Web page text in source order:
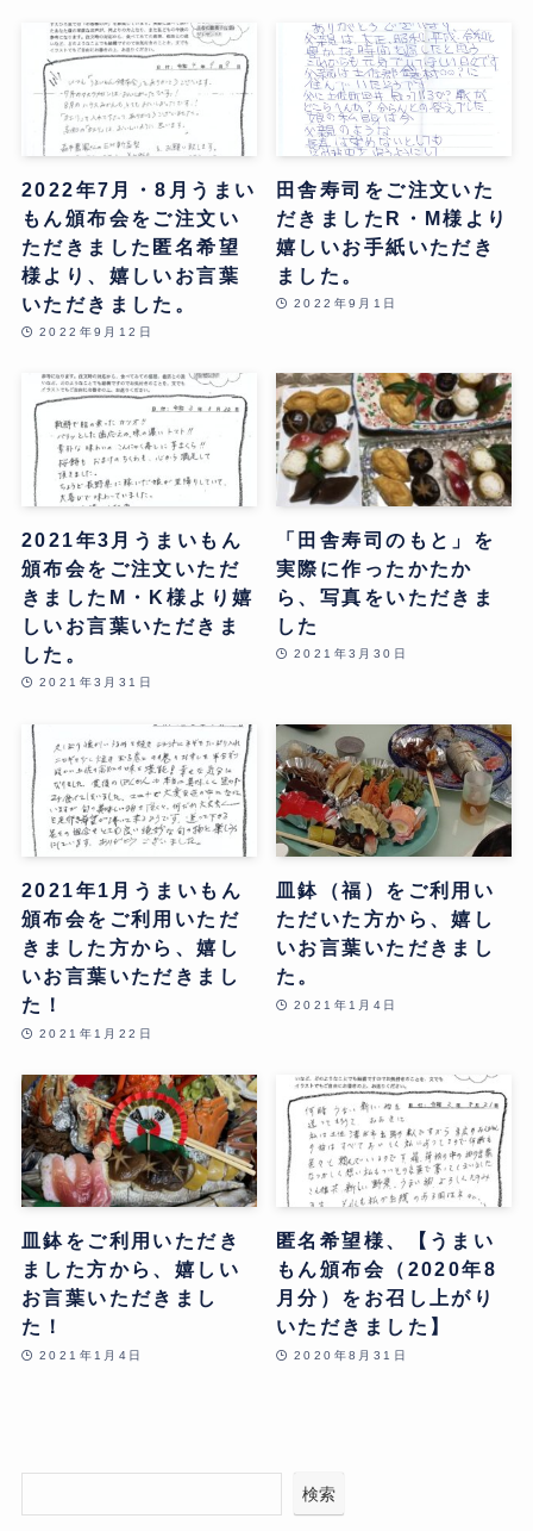
2022年7月・8月うまい
もん頒布会をご注文い
ただきました匿名希望
様より、嬉しいお言葉
いただきました。
2022年9月12日
田舎寿司をご注文いた
だきましたR・M様より
嬉しいお手紙いただき
ました。
2022年9月1日
2021年3月うまいもん
頒布会をご注文いただ
きましたM・K様より嬉
しいお言葉いただきま
した。
2021年3月31日
「田舎寿司のもと」を
実際に作ったかたか
ら、写真をいただきま
した
2021年3月30日
2021年1月うまいもん
頒布会をご利用いただ
きました方から、嬉し
いお言葉いただきまし
た！
2021年1月22日
皿鉢（福）をご利用い
ただいた方から、嬉し
いお言葉いただきまし
た。
2021年1月4日
皿鉢をご利用いただき
ました方から、嬉しい
お言葉いただきまし
た！
2021年1月4日
匿名希望様、【うまい
もん頒布会（2020年8
月分）をお召し上がり
いただきました】
2020年8月31日
検索